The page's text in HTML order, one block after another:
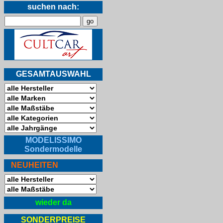
suchen nach:
GESAMTAUSWAHL
MODELISSIMO
Sondermodelle
NEUHEITEN
wieder da
SONDERPREISE